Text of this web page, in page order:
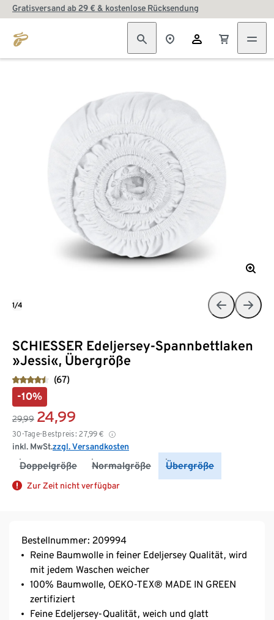
Gratisversand ab 29 € & kostenlose Rücksendung
SCHIESSER Edeljersey-Spannbettlaken
»Jessi«, Übergröße
(67)
-10%
29,99 24,99
30-Tage-Bestpreis: 27,99 €
inkl. MwSt.zzgl. Versandkosten
Doppelgröße Normalgröße Übergröße
Zur Zeit nicht verfügbar
1/4
Bestellnummer: 209994
Reine Baumwolle in feiner Edeljersey Qualität, wird
mit jedem Waschen weicher
100% Baumwolle, OEKO-TEX® MADE IN GREEN
zertifiziert
Feine Edeljersey-Qualität, weich und glatt